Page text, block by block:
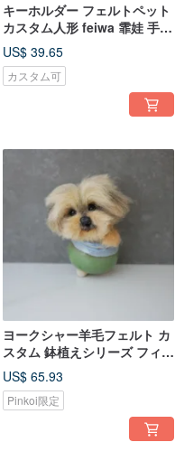
キーホルダー フェルトペット
カスタム人形 feiwa 霏娃 手作
り
US$ 39.65
カスタム可
ヨークシャー羊毛フェルト カ
スタム 鉢植えシリーズ フィギ
ュア ペットカスタム
US$ 65.93
Pinkoi限定